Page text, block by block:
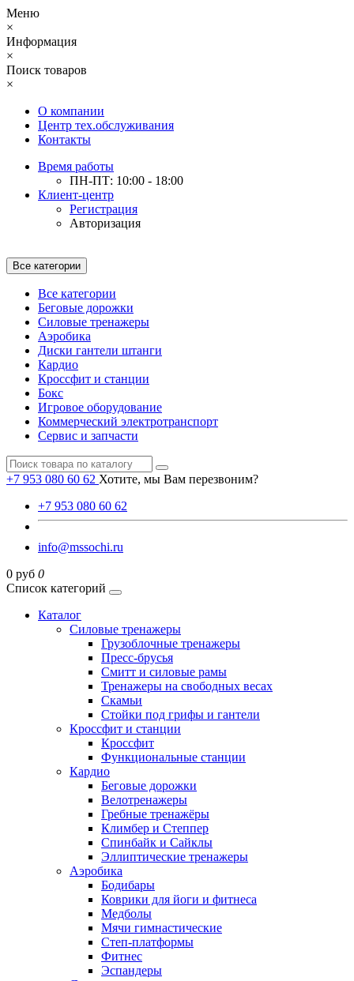
Меню
×
Информация
×
Поиск товаров
×
О компании
Центр тех.обслуживания
Контакты
Время работы
ПН-ПТ: 10:00 - 18:00
Клиент-центр
Регистрация
Авторизация
Все категории
Все категории
Беговые дорожки
Силовые тренажеры
Аэробика
Диски гантели штанги
Кардио
Кроссфит и станции
Бокс
Игровое оборудование
Коммерческий электротранспорт
Сервис и запчасти
+7 953 080 60 62 Хотите, мы Вам перезвоним?
+7 953 080 60 62
info@mssochi.ru
0 руб 0
Список категорий
Каталог
Силовые тренажеры
Грузоблочные тренажеры
Пресс-брусья
Смитт и силовые рамы
Тренажеры на свободных весах
Скамьи
Стойки под грифы и гантели
Кроссфит и станции
Кроссфит
Функциональные станции
Кардио
Беговые дорожки
Велотренажеры
Гребные тренажёры
Климбер и Степпер
Спинбайк и Сайклы
Эллиптические тренажеры
Аэробика
Бодибары
Коврики для йоги и фитнеса
Медболы
Мячи гимнастические
Степ-платформы
Фитнес
Эспандеры